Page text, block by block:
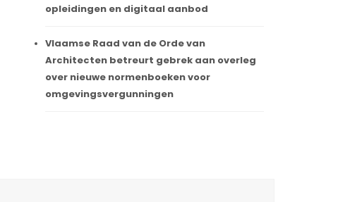
opleidingen en digitaal aanbod
Vlaamse Raad van de Orde van
Architecten betreurt gebrek aan overleg
over nieuwe normenboeken voor
omgevingsvergunningen